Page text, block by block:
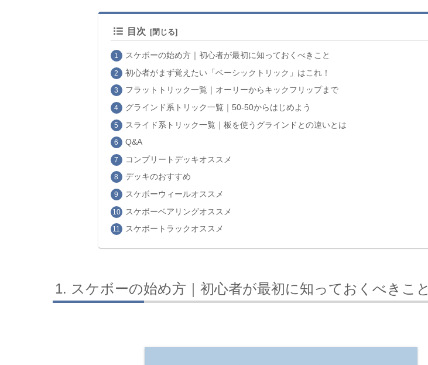
目次
スケボーの始め方｜初心者が最初に知っておくべきこと
初心者がまず覚えたい「ベーシックトリック」はこれ！
フラットトリック一覧｜オーリーからキックフリップまで
グラインド系トリック一覧｜50-50からはじめよう
スライド系トリック一覧｜板を使うグラインドとの違いとは
Q&A
コンプリートデッキオススメ
デッキのおすすめ
スケボーウィールオススメ
スケボーベアリングオススメ
スケボートラックオススメ
スケボーの始め方｜初心者が最初に知っておくべきこと